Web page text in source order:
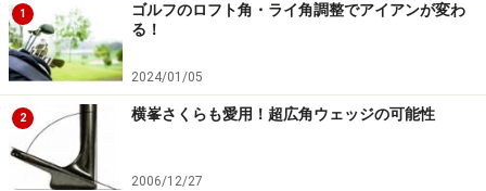
1
ゴルフのロフト角・ライ角調整でアイアンが変わ
る！
2024/01/05
2 横峯さくらも愛用！超広角ウェッジの可能性
2006/12/27